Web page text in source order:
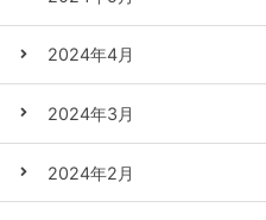
2024年4月
2024年3月
2024年2月